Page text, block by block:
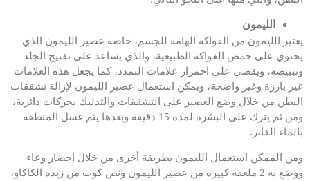
الليمون
يعتبر الليمون من الفواكه الهامة للجسم، خاصة عصير الليمون الذي
يحتوي على حمض الفواكه الطبيعية، والذي يساعد على تفتيح الجلد
وتبييضه، ويقضي على احمرار علامات التمدد، كما يجعل هذه العلامات
غير بارزة وغير واضحة، ويمكن استعمال عصير الليمون لإزالة تشققات
البطن من خلال وضع العصير على التشققات والتدليك بحركات دائرية،
ومن ثم يترك على البشرة لمدة 15 دقيقة وبعدها يتم غسل المنطقة
بالماء الفاتر.
ومن الممكن استعمال الليمون بطريقة أخرى من خلال احضار وعاء
ووضع به 2 ملعقة كبيرة من عصير الليمون ونص كوب من زبدة الكاكاو،